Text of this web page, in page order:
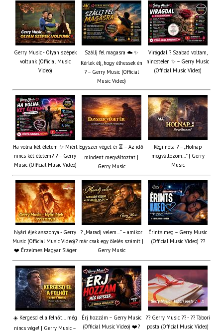
Gerry Music - Olyan szépek
voltunk (Official Music
Video)
Szállj fel magasra ☁️ ✨
Kérlek élj, hogy élhessek én
? – Gerry Music (Official
Music Video)
Virágdal ? Szabad voltam,
nincstelen ✨ – Gerry Music
(Official Music Video)
Ha volna két életem ✨ Miért
nincs két életem? ? – Gerry
Music (Official Music Video)
Egyszer véget ér ⏳ – Az idő
mindent megváltoztat |
Gerry Music
Régi nóta ? – „Holnap
megváltozom…” | Gerry
Music
Nyári éjek asszonya - Gerry
Music (Official Music Video)?
❤️ Érzelmes Magyar Sláger
? „Maradj velem…” – amikor
már csak egy ölelés számít |
Gerry Music
Érints meg – Gerry Music
(Official Music Video) ??
☀️ Kergesd el a felhőt… még
nincs vége! | Gerry Music –
Érj hozzám – Gerry Music
(Official Music Video) ❤️?
?? Gerry Music ?? - ?? Tábori
posta (Official Music Video)